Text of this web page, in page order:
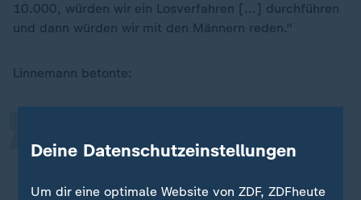
10.000, würden wir ein Losverfahren [...] durchführen
und dann würden wir mit den Männern reden."
Linnemann betonte:
können sie natürlich verweigern und
einen Ersatzdienst machen.
„
Deine Datenschutzeinstellungen
Um dir eine optimale Website von ZDF, ZDFheute